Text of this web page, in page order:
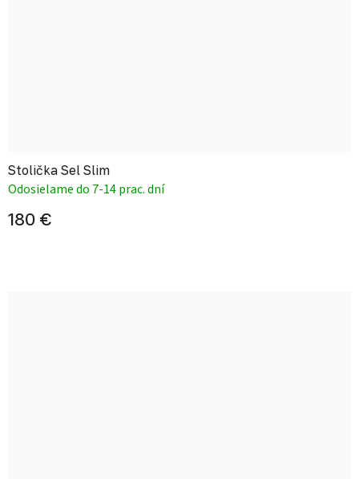
Stolička Sel Slim
Odosielame do 7-14 prac. dní
180 €